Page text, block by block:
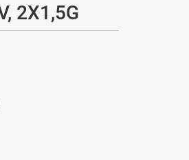
2X1,5G